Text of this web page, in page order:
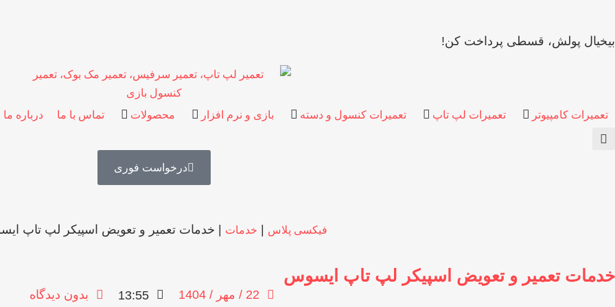
بیخیال پولش، قسطی پرداخت کن!
تعمیرات کامپیوتر تعمیرات لپ تاپ تعمیرات کنسول و دسته بازی و نرم افزار محصولات تماس با ما درباره ما
درخواست فوری
فیکسی پلاس خدمات خدمات تعمیر و تعویض اسپیکر لپ تاپ
خدمات تعمیر و تعویض اسپیکر لپ تاپ ایسوس
22 / مهر / 1404 13:55 بدون دیدگاه